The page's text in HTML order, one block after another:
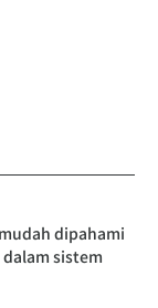
dipahami
sistem